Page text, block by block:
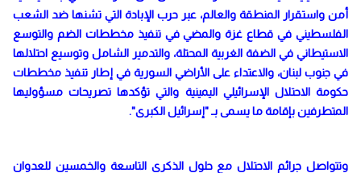
أمن واستقرار المنطقة والعالم، عبر حرب الإبادة التي تشنها ضد الشعب
الفلسطيني في قطاع غزة والمضي في تنفيذ مخططات الضم والتوسع
الاستيطاني في الضفة الغربية المحتلة، والتدمير الشامل وتوسيع احتلالها
في جنوب لبنان، والاعتداء على الأراضي السورية في إطار تنفيذ مخططات
حكومة الاحتلال الإسرائيلي اليمينية والتي تؤكدها تصريحات مسؤوليها
المتطرفين بإقامة ما يسمى بـ "إسرائيل الكبرى".
وتتواصل جرائم الاحتلال مع حلول الذكرى التاسعة والخمسين للعدوان